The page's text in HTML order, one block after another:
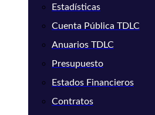
Estadísticas
Cuenta Pública TDLC
Anuarios TDLC
Presupuesto
Estados Financieros
Contratos